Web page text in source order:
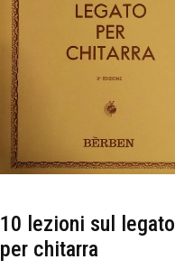
10 lezioni sul legato
per chitarra